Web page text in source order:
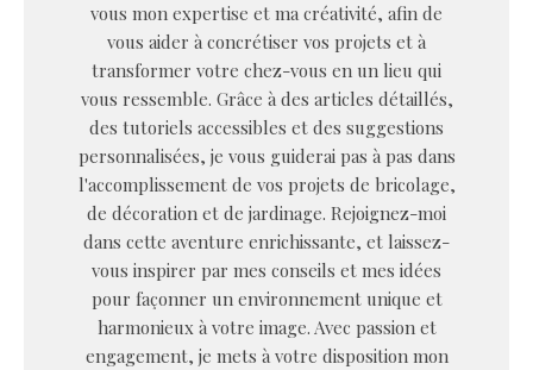
vous mon expertise et ma créativité, afin de
vous aider à concrétiser vos projets et à
transformer votre chez-vous en un lieu qui
vous ressemble. Grâce à des articles détaillés,
des tutoriels accessibles et des suggestions
personnalisées, je vous guiderai pas à pas dans
l'accomplissement de vos projets de bricolage,
de décoration et de jardinage. Rejoignez-moi
dans cette aventure enrichissante, et laissez-
vous inspirer par mes conseils et mes idées
pour façonner un environnement unique et
harmonieux à votre image. Avec passion et
engagement, je mets à votre disposition mon